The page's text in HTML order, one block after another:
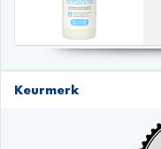
Keurmerk